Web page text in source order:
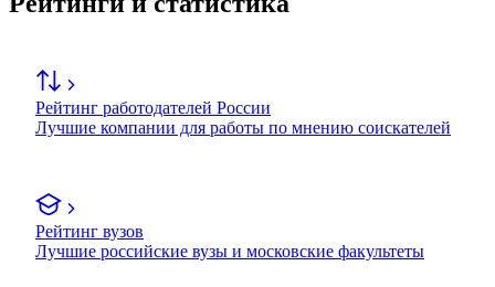
Рейтинг работодателей России
Лучшие компании для работы по мнению соискателей
Рейтинг вузов
Лучшие российские вузы и московские факультеты